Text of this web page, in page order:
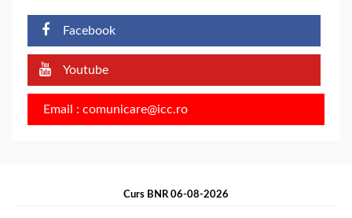
Facebook
Youtube
Email : comunicare@icc.ro
Curs BNR 06-08-2026